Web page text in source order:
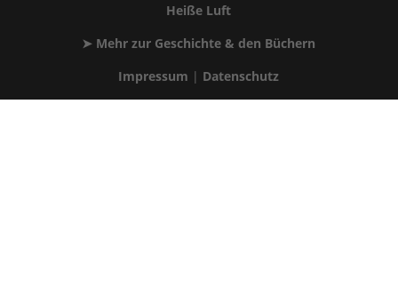
Heiße Luft
➤ Mehr zur Geschichte & den Büchern
Impressum | Datenschutz